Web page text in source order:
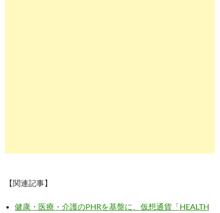
【関連記事】
健康・医療・介護のPHRを基盤に、仮想通貨「HEALTH